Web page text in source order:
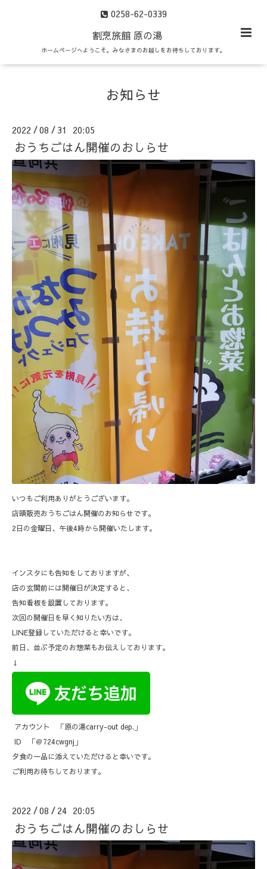
0258-62-0339
割烹旅館 原の湯
ホームページへようこそ。みなさまのお越しをお待ちしております。
お知らせ
2022 /08 /31 20:05
おうちごはん開催のおしらせ
いつもご利用ありがとうございます。
店頭販売おうちごはん開催のお知らせです。
2日の金曜日、午後4時から開催いたします。
インスタにも告知をしておりますが、
店の玄関前には開催日が決定すると、
告知看板を設置しております。
次回の開催日を早く知りたい方は、
LINE登録していただけると幸いです。
前日、並ぶ予定のお惣菜もお伝えしております。
↓
アカウント 「原の湯carry-out dep.」
ID 「＠724cwgnj」
夕食の一品に添えていただけると幸いです。
ご利用お待ちしております。
2022 /08 / 24 20:05
おうちごはん開催のおしらせ